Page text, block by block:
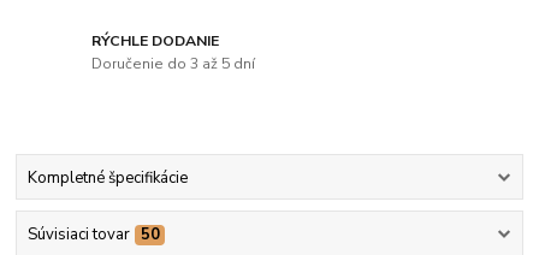
RÝCHLE DODANIE
Doručenie do 3 až 5 dní
Kompletné špecifikácie
Súvisiaci tovar 50